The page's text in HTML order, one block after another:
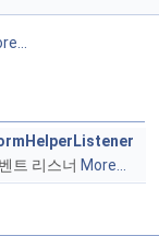
트 리스너 More...